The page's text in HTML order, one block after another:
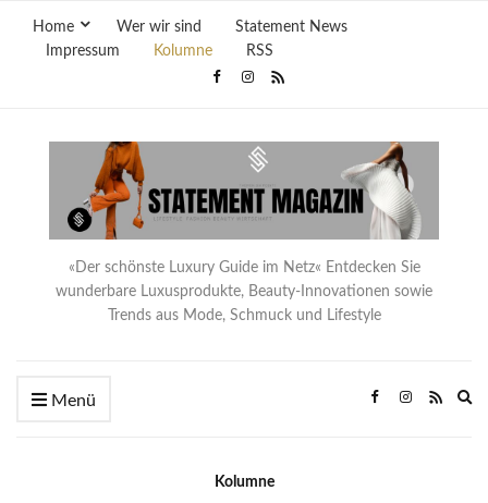
Home Wer wir sind
Statement News
Impressum
Kolumne RSS
«Der schönste Luxury Guide im Netz« Entdecken Sie
wunderbare Luxusprodukte, Beauty-Innovationen sowie
Trends aus Mode, Schmuck und Lifestyle
Menü
Kolumne